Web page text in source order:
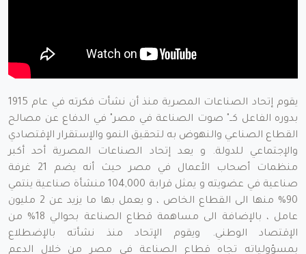
يقوم إتحاد الصناعات المصرية منذ أن نشأت فكرته في عام 1915
بدوره الفاعل كــ" صوت الصناعة في مصر" في الدفاع عن مصالح
القطاع الصناعي والنهوض به لتحقيق النمو والإستقرار الإقتصادي
والإجتماعي للدولة. و يعد إتحاد الصناعات المصرية أحد أكبر
منظمات أصحاب الأعمال في مصر حيث أنه يضم 21 غرفة
صناعية في عضويته و يمثل قرابة 104,000 منشأة صناعية ينتمي
90% منها الى القطاع الخاص ، و يعمل بها ما يزيد عن 2 مليون
عامل ، بالإضافة الى مساهمة قطاع الصناعة بحوالي 18% من
الإقتصاد الوطني. ويقوم الإتحاد منذ نشأته بالإضطلاع
بمسؤولياته تجاه قطاع الصناعة في مصر من خلال الدعم